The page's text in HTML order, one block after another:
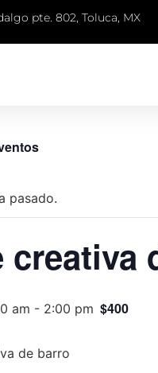
pte. 802, Toluca, MX
pasado.
creativa
am - 2:00 pm $400